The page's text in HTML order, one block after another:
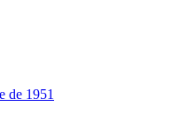
de 1951